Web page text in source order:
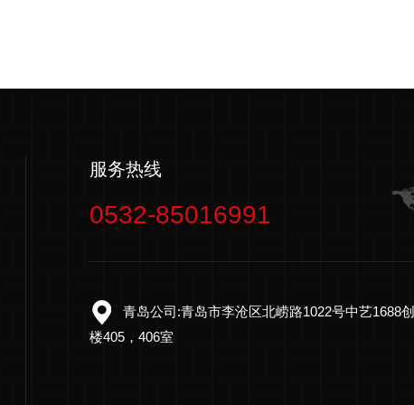
服务热线
0532-85016991
青岛公司:青岛市李沧区北崂路1022号中艺1688
楼405，406室